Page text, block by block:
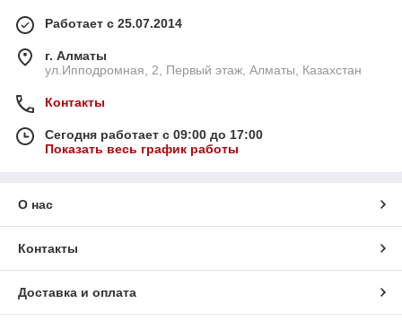
Работает с 25.07.2014
г. Алматы
ул.Ипподромная, 2, Первый этаж, Алматы, Казахстан
Контакты
Сегодня работает с 09:00 до 17:00
Показать весь график работы
О нас
Контакты
Доставка и оплата